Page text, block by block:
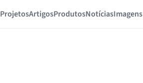
ProjetosArtigosProdutosNotíciasImagens